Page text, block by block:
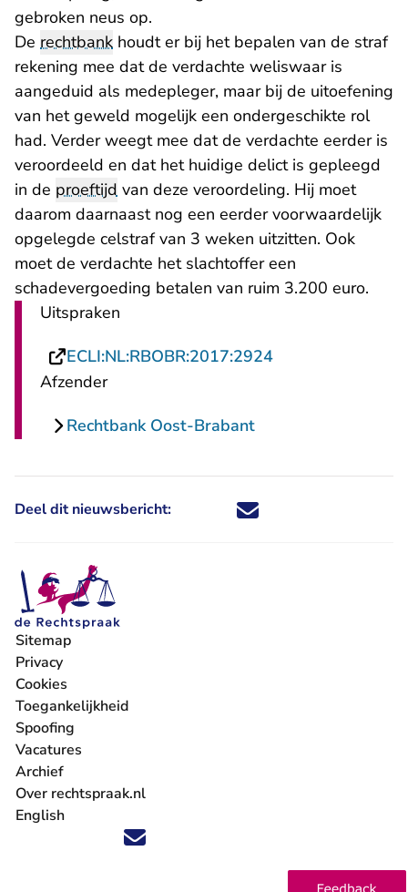
gebroken neus op.
De rechtbank houdt er bij het bepalen van de straf
rekening mee dat de verdachte weliswaar is
aangeduid als medepleger, maar bij de uitoefening
van het geweld mogelijk een ondergeschikte rol
had. Verder weegt mee dat de verdachte eerder is
veroordeeld en dat het huidige delict is gepleegd
in de proeftijd van deze veroordeling. Hij moet
daarom daarnaast nog een eerder voorwaardelijk
opgelegde celstraf van 3 weken uitzitten. Ook
moet de verdachte het slachtoffer een
schadevergoeding betalen van ruim 3.200 euro.
Uitspraken
ECLI:NL:RBOBR:2017:2924- U verlaat
Afzender
Rechtbank Oost-Brabant
Deel dit nieuwsbericht: Deel dit nieuwsbericht via X -
Deel dit nieuwsbericht via
Deel dit nieuwsbericht
Deel dit
Volg ons op X (Twitter) - U verlaat Rechtspraak.nl
Volg ons op Facebook - U verlaat Rechtspraak.nl
Volg ons op Instagram - U verlaat Rechtspraak.nl
Volg ons op Youtube - U verlaat Rechtspraak.nl
Volg ons op LinkedIn - U verlaat
'Blijf op de hoogte' nieuwsbrief - U verlaat
Sitemap
Privacy
Cookies
Toegankelijkheid
Spoofing
Vacatures
- U verlaat Rechtspraak.nl
Archief
Over rechtspraak.nl
English